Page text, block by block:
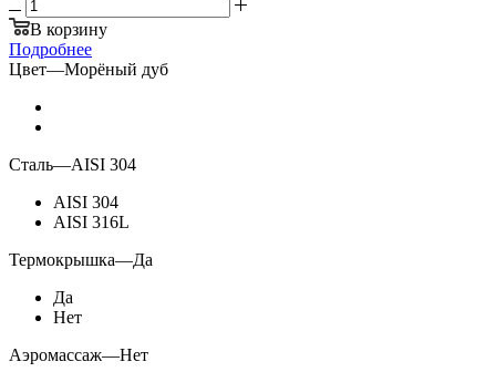
В корзину
Подробнее
Цвет—Морёный дуб
Сталь—AISI 304
AISI 304
AISI 316L
Термокрышка—Да
Да
Нет
Аэромассаж—Нет